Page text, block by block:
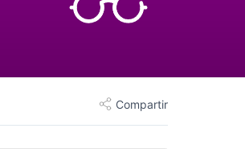
Compartir